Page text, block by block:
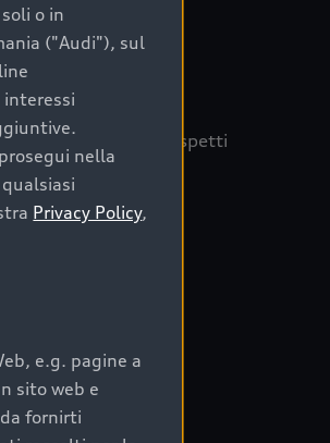
considerare aspetti
o in
("Audi"), sul
nella
Privacy Policy,
e.g. pagine a
sito web e
fornirti